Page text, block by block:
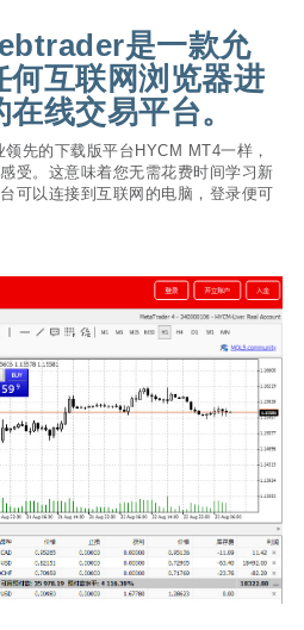
是一款允
何互联网浏览器进
线交易平台。
先的下载版平台HYCM MT4一样，
受。这意味着您无需花费时间学习新
可以连接到互联网的电脑，登录便可